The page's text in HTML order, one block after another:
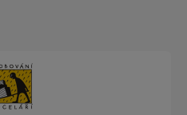
Může vázat dokumenty
užitečnými